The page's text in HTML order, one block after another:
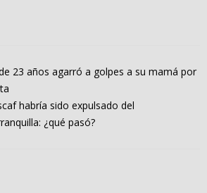
23 años agarró a golpes a su mamá por
habría sido expulsado del
¿qué pasó?